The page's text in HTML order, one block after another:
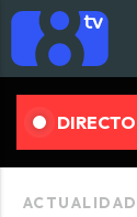
DIRECTO
ACTUALIDAD